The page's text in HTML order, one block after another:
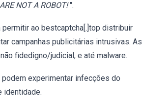
NOT A ROBOT! ".
ao bestcaptcha[.]top distribuir
campanhas publicitárias intrusivas. As
fidedigno/judicial, e até malware.
experimentar infecções do
identidade.